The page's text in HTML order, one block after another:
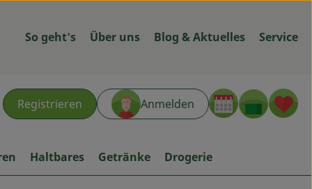
So geht's Über uns Blog & Aktuelles Service
Registrieren Anmelden
Haltbares Getränke Drogerie